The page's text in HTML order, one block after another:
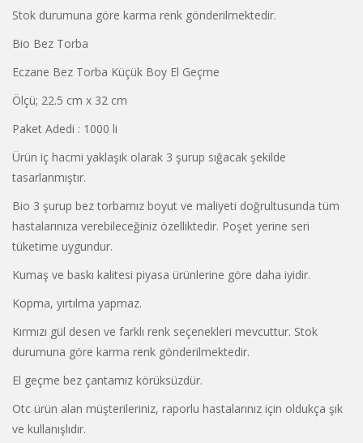
Stok durumuna göre karma renk gönderilmektedir.
Bio Bez Torba
Eczane Bez Torba Küçük Boy El Geçme
Ölçü; 22.5 cm x 32 cm
Paket Adedi : 1000 li
Ürün iç hacmi yaklaşık olarak 3 şurup sığacak şekilde
tasarlanmıştır.
Bio 3 şurup bez torbamız boyut ve maliyeti doğrultusunda tüm
hastalarınıza verebileceğiniz özelliktedir. Poşet yerine seri
tüketime uygundur.
Kumaş ve baskı kalitesi piyasa ürünlerine göre daha iyidir.
Kopma, yırtılma yapmaz.
Kırmızı gül desen ve farklı renk seçenekleri mevcuttur. Stok
durumuna göre karma renk gönderilmektedir.
El geçme bez çantamız körüksüzdür.
Otc ürün alan müşterileriniz, raporlu hastalarınız için oldukça şık
ve kullanışlıdır.